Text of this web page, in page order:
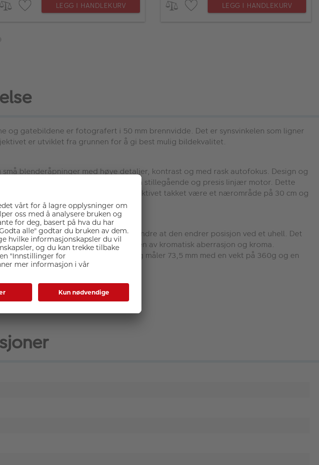
LEGG I HANDLEKURV LEGG I HANDLEKURV
og gatebildene er fotografert i 50 mm brennvidde. Det er synsvinkelen som ligner
er utviklet fra grunnen for å gi best mulig bildekvalitet.
blenderåpninger med høye detaljer, kontrast og med rask autofokus. Design og
1.4 R LM WR. Autofokus drives av en stillegående og presis linjær motor. Dette
å komme nær motivet med objektivet takket være et nærområde på 30 cm og
for A -posisjon for å forhindre at den endrer posisjon ved et uhell. Det
for å minimere forekomsten av kromatisk aberrasjon og kroma.
har en kompakt størrelse og måler 73,5 mm med en vekt på 360g og en